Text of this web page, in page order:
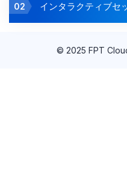
02 インタラクティブセ
© 2025 FPT